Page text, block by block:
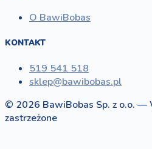
O BawiBobas
KONTAKT
519 541 518
sklep@bawibobas.pl
© 2026 BawiBobas Sp. z o.o. —
zastrzeżone